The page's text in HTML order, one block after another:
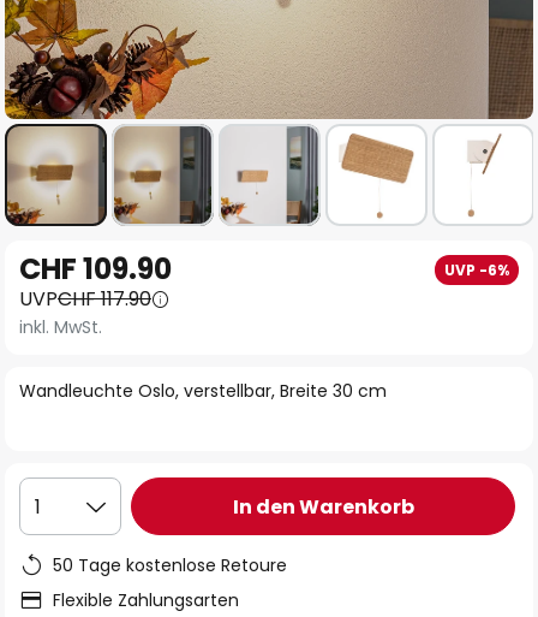
Anfang
der
Bildgalerie
Wandleuchte Oslo, verstellbar, Breite 30 cm
CHF 109.90 UVP -6%
UVPCHF 117.90
inkl. MwSt.
1 In den Warenkorb
50 Tage kostenlose Retoure
Flexible Zahlungsarten